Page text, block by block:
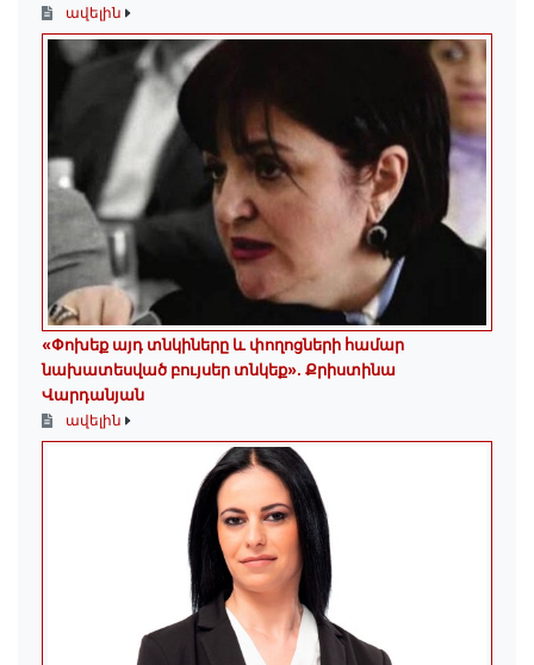
ավելին
«Փոխեք այդ տնկիները և փողոցների համար
նախատեսված բույսեր տնկեք». Քրիստինա
Վարդանյան
ավելին